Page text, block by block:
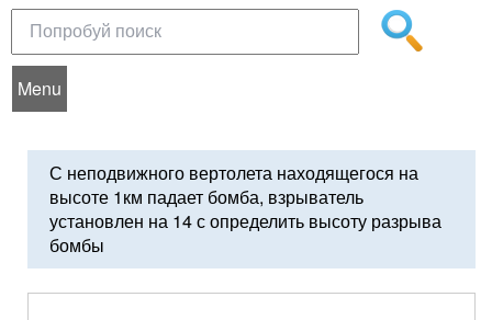
Menu
С неподвижного вертолета находящегося на
высоте 1км падает бомба, взрыватель
установлен на 14 с определить высоту разрыва
бомбы